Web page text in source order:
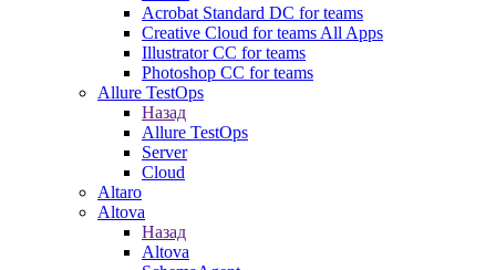
Acrobat Standard DC for teams
Creative Cloud for teams All Apps
Illustrator CC for teams
Photoshop CC for teams
Allure TestOps
Назад
Allure TestOps
Server
Cloud
Altaro
Altova
Назад
Altova